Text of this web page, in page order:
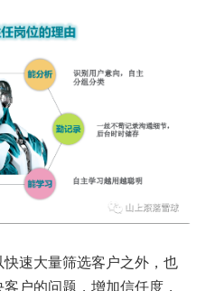
速大量筛选客户之外，也
户的问题，增加信任度，